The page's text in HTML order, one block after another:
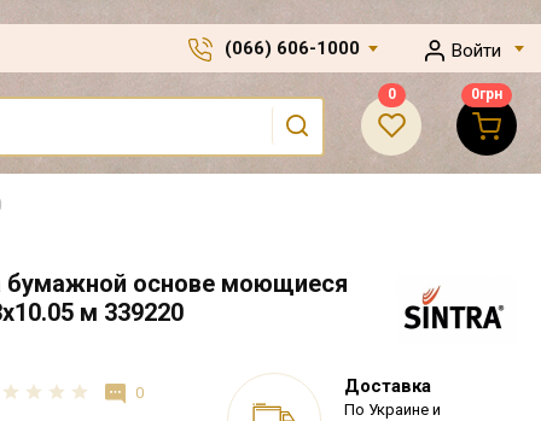
(066) 606-1000 Войти
0 0грн
бумажной основе моющиеся
м 339220
0 Доставка
По Украине и